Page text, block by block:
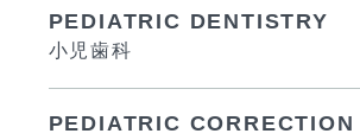
PEDIATRIC DENTISTRY
小児歯科
PEDIATRIC CORRECTION